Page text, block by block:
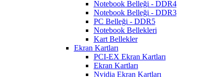
Notebook Belleği - DDR4
Notebook Belleği - DDR3
PC Belleği - DDR5
Notebook Bellekleri
Kart Bellekler
Ekran Kartları
PCI-EX Ekran Kartları
Ekran Kartları
Nvidia Ekran Kartları